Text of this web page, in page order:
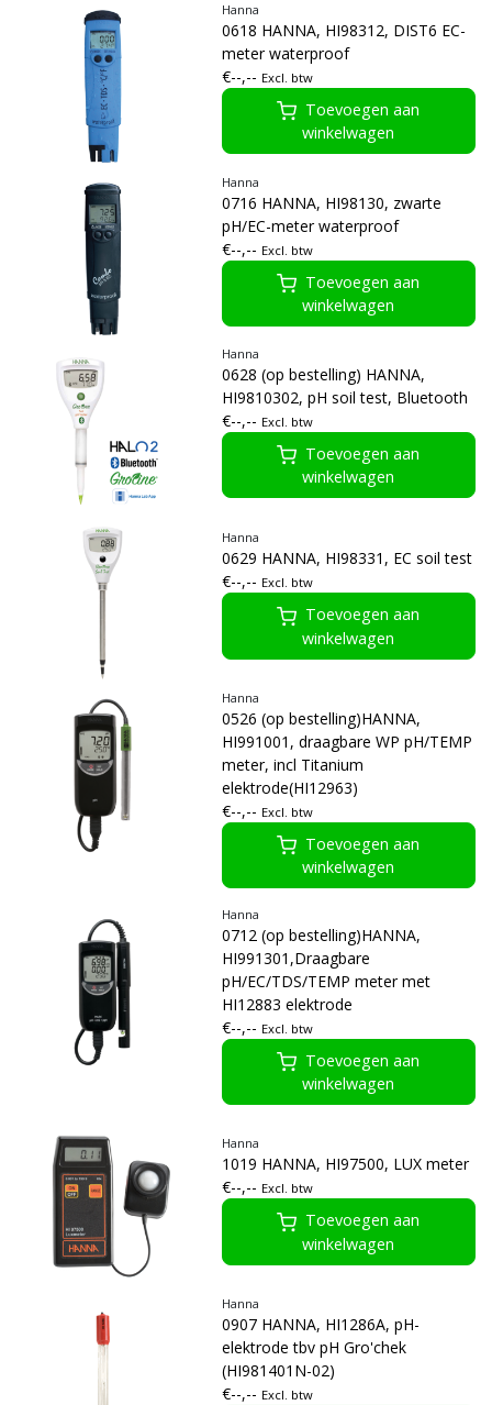
Hanna
0618 HANNA, HI98312, DIST6 EC-
meter waterproof
€--,-- Excl. btw
Toevoegen aan
winkelwagen
Hanna
0716 HANNA, HI98130, zwarte
pH/EC-meter waterproof
€--,-- Excl. btw
Toevoegen aan
winkelwagen
Hanna
0628 (op bestelling) HANNA,
HI9810302, pH soil test, Bluetooth
€--,-- Excl. btw
Toevoegen aan
winkelwagen
Hanna
0629 HANNA, HI98331, EC soil test
€--,-- Excl. btw
Toevoegen aan
winkelwagen
Hanna
0526 (op bestelling)HANNA,
HI991001, draagbare WP pH/TEMP
meter, incl Titanium
elektrode(HI12963)
€--,-- Excl. btw
Toevoegen aan
winkelwagen
Hanna
0712 (op bestelling)HANNA,
HI991301,Draagbare
pH/EC/TDS/TEMP meter met
HI12883 elektrode
€--,-- Excl. btw
Toevoegen aan
winkelwagen
Hanna
1019 HANNA, HI97500, LUX meter
€--,-- Excl. btw
Toevoegen aan
winkelwagen
Hanna
0907 HANNA, HI1286A, pH-
elektrode tbv pH Gro'chek
(HI981401N-02)
€--,-- Excl. btw